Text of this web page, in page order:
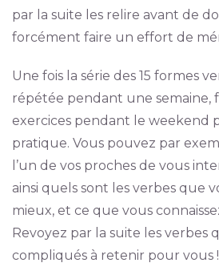
par la suite les relire avant de
forcément faire un effort de
Une fois la série des 15 formes
répétée pendant une semaine,
exercices pendant le weekend
pratique. Vous pouvez par
l’un de vos proches de vous
ainsi quels sont les verbes que
mieux, et ce que vous
Revoyez par la suite les verbes
compliqués à retenir pour vous !